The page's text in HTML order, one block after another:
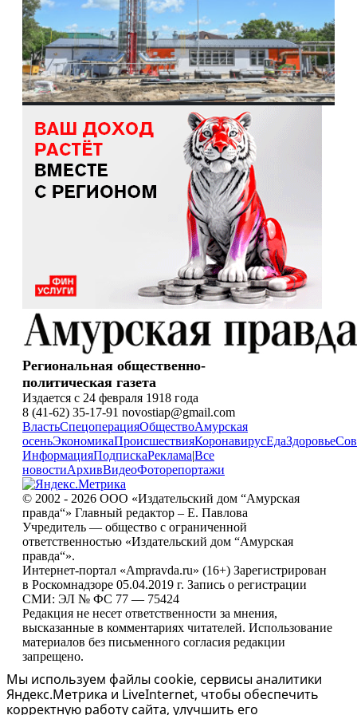
Региональная общественно-
политическая газета
Издается с 24 февраля 1918 года
8 (41-62) 35-17-91 novostiap@gmail.com
ВластьСпецоперацияОбществоАмурская
осеньЭкономикаПроисшествияКоронавирусЕдаЗдоровье
ИнформацияПодпискаРеклама|Все
новостиАрхивВидеоФоторепортажи
© 2002 - 2026 ООО «Издательский дом “Амурская
правда“» Главный редактор – Е. Павлова
Учредитель — общество с ограниченной
ответственностью «Издательский дом “Амурская
правда“».
Интернет-портал «Ampravda.ru» (16+) Зарегистрирован
в Роскомнадзоре 05.04.2019 г. Запись о регистрации
СМИ: ЭЛ № ФС 77 — 75424
Редакция не несет ответственности за мнения,
высказанные в комментариях читателей. Использование
материалов без письменного согласия редакции
запрещено.
Мы используем файлы cookie, сервисы аналитики
Яндекс.Метрика и LiveInternet, чтобы обеспечить
корректную работу сайта, улучшить его